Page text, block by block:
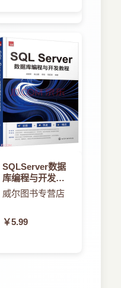
SQLServer数据
库编程与开发教
程
威尔图书专营店
￥5.99